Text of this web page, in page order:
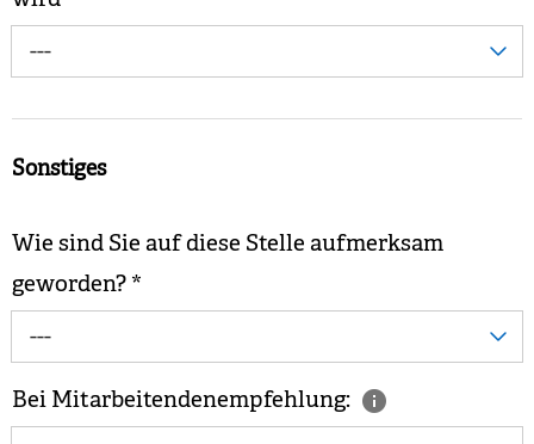
---
Sonstiges
Wie sind Sie auf diese Stelle aufmerksam
geworden? *
---
Bei Mitarbeitendenempfehlung: